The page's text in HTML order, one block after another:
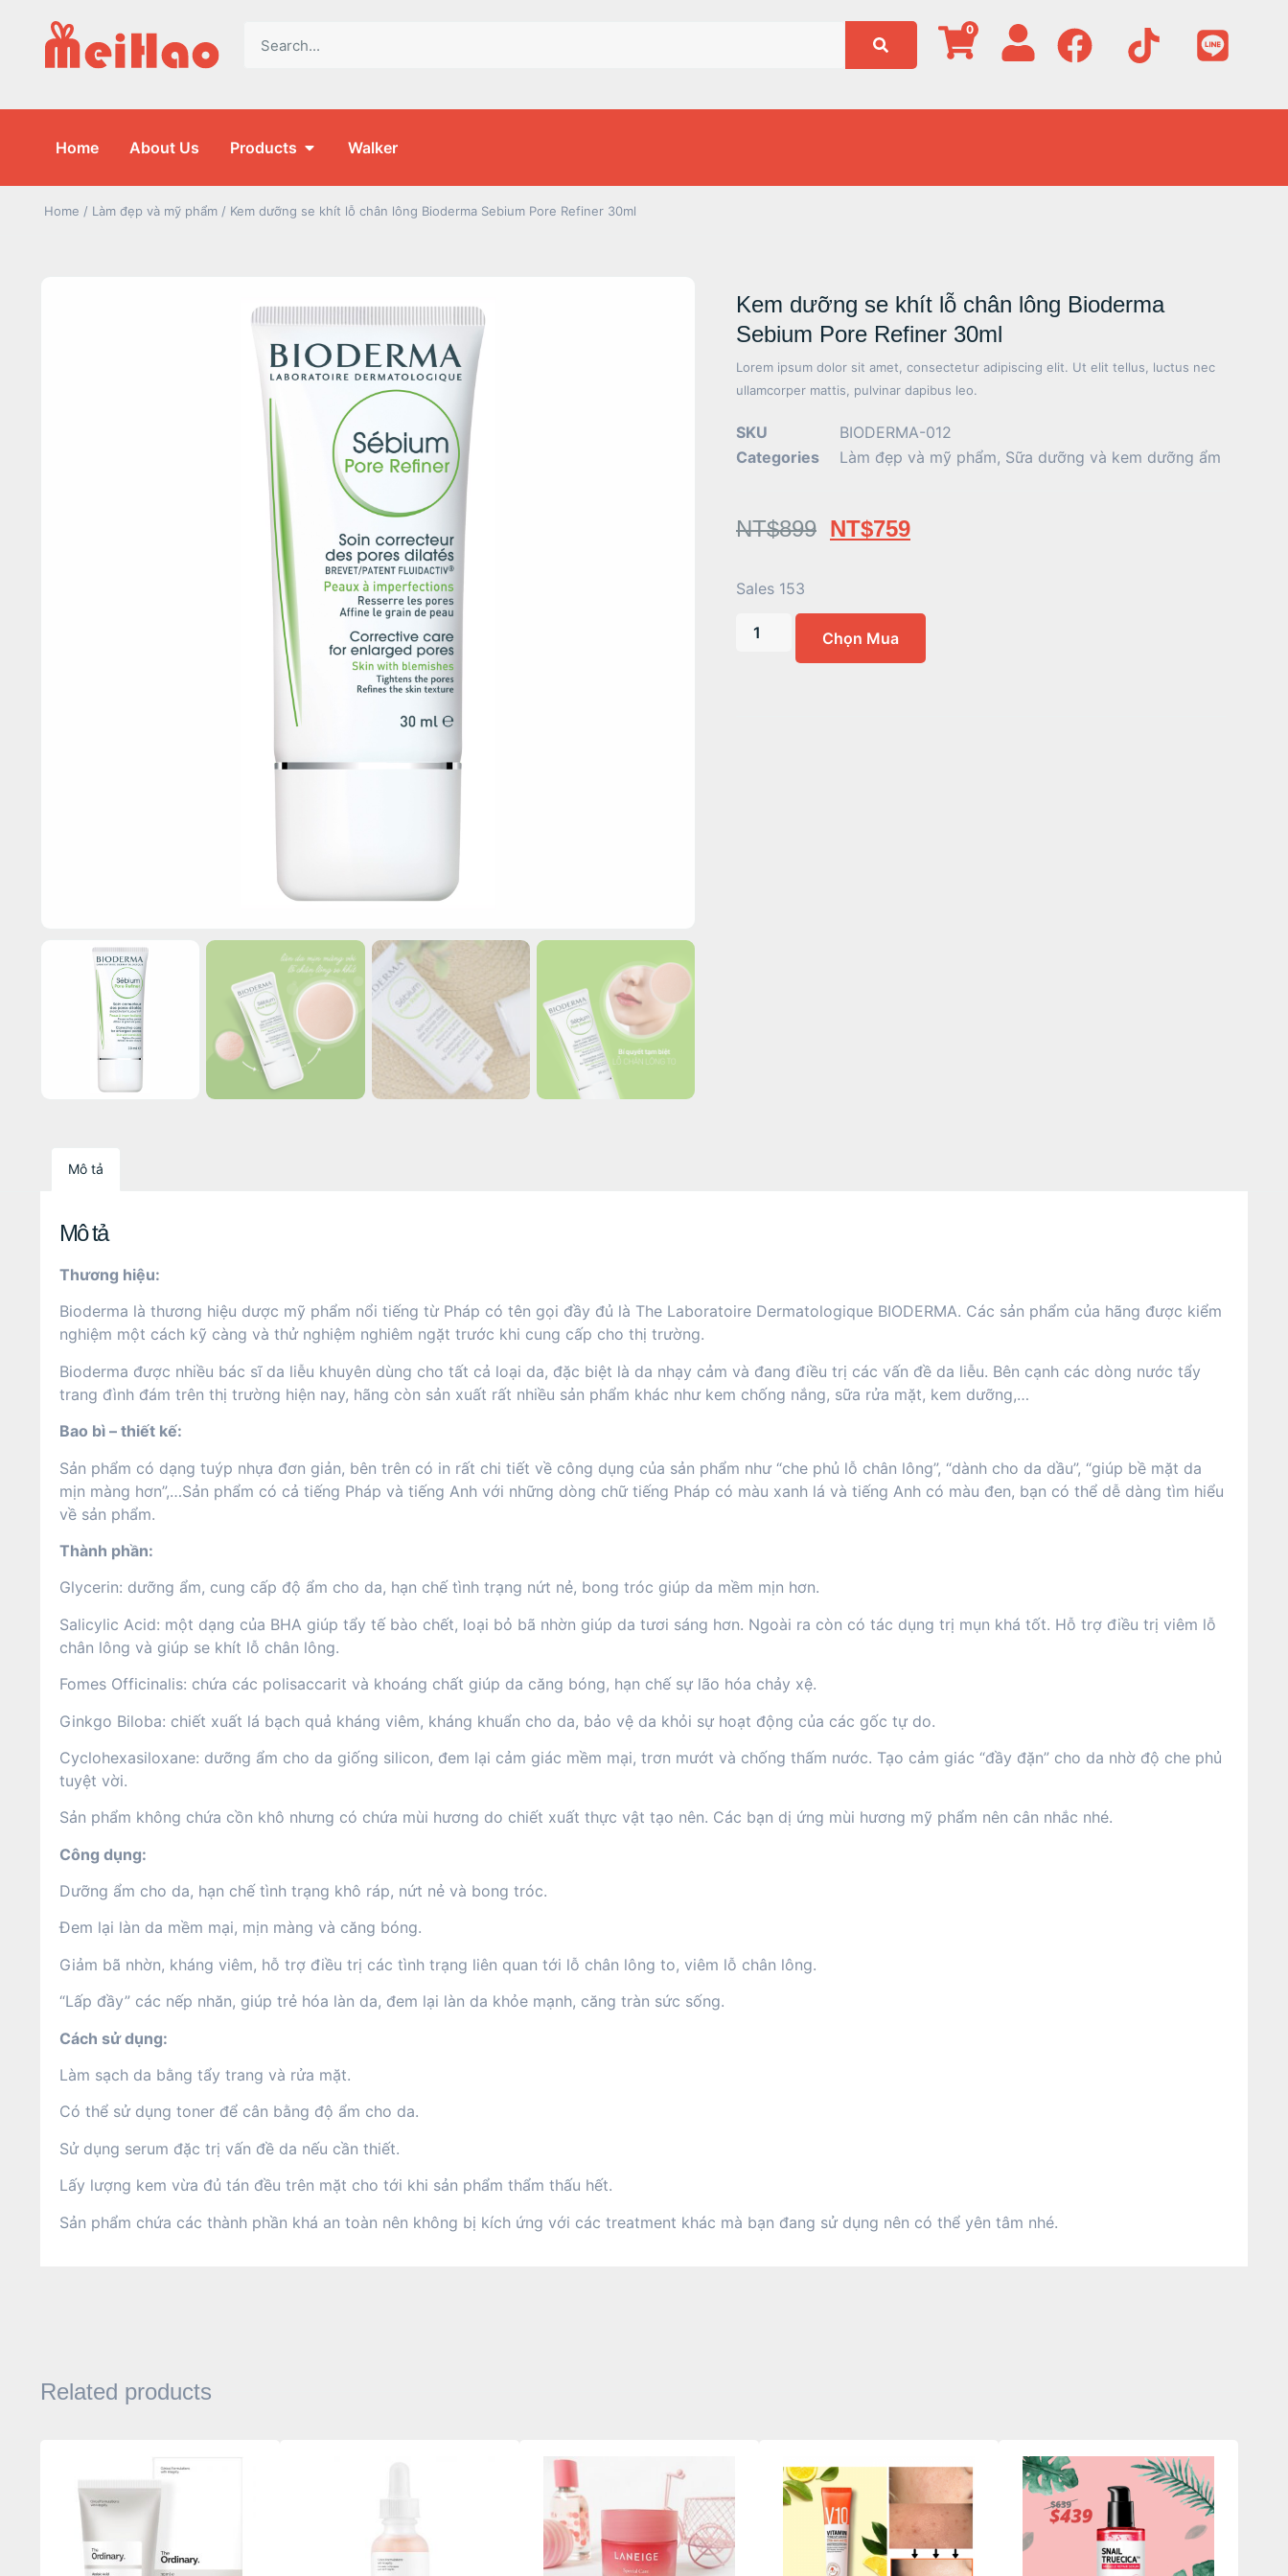
0
Home About Us Products Walker
Home / Làm đẹp và mỹ phẩm / Kem dưỡng se khít lỗ chân lông Bioderma Sebium Pore Refiner 30ml
Kem dưỡng se khít lỗ chân lông Bioderma
Sebium Pore Refiner 30ml
Lorem ipsum dolor sit amet, consectetur adipiscing elit. Ut elit tellus, luctus nec
ullamcorper mattis, pulvinar dapibus leo.
SKU
BIODERMA-012
Categories
Làm đẹp và mỹ phẩm, Sữa dưỡng và kem dưỡng ẩm
NT$899 NT$759
Sales 153
Chọn Mua
Mô tả
Mô tả
Thương hiệu:
Bioderma là thương hiệu dược mỹ phẩm nổi tiếng từ Pháp có tên gọi đầy đủ là The Laboratoire Dermatologique BIODERMA. Các sản phẩm của hãng được kiểm
nghiệm một cách kỹ càng và thử nghiệm nghiêm ngặt trước khi cung cấp cho thị trường.
Bioderma được nhiều bác sĩ da liễu khuyên dùng cho tất cả loại da, đặc biệt là da nhạy cảm và đang điều trị các vấn đề da liễu. Bên cạnh các dòng nước tẩy
trang đình đám trên thị trường hiện nay, hãng còn sản xuất rất nhiều sản phẩm khác như kem chống nắng, sữa rửa mặt, kem dưỡng,…
Bao bì – thiết kế:
Sản phẩm có dạng tuýp nhựa đơn giản, bên trên có in rất chi tiết về công dụng của sản phẩm như “che phủ lỗ chân lông”, “dành cho da dầu”, “giúp bề mặt da
mịn màng hơn”,…Sản phẩm có cả tiếng Pháp và tiếng Anh với những dòng chữ tiếng Pháp có màu xanh lá và tiếng Anh có màu đen, bạn có thể dễ dàng tìm hiểu
về sản phẩm.
Thành phần:
Glycerin: dưỡng ẩm, cung cấp độ ẩm cho da, hạn chế tình trạng nứt nẻ, bong tróc giúp da mềm mịn hơn.
Salicylic Acid: một dạng của BHA giúp tẩy tế bào chết, loại bỏ bã nhờn giúp da tươi sáng hơn. Ngoài ra còn có tác dụng trị mụn khá tốt. Hỗ trợ điều trị viêm lỗ
chân lông và giúp se khít lỗ chân lông.
Fomes Officinalis: chứa các polisaccarit và khoáng chất giúp da căng bóng, hạn chế sự lão hóa chảy xệ.
Ginkgo Biloba: chiết xuất lá bạch quả kháng viêm, kháng khuẩn cho da, bảo vệ da khỏi sự hoạt động của các gốc tự do.
Cyclohexasiloxane: dưỡng ẩm cho da giống silicon, đem lại cảm giác mềm mại, trơn mướt và chống thấm nước. Tạo cảm giác “đầy đặn” cho da nhờ độ che phủ
tuyệt vời.
Sản phẩm không chứa cồn khô nhưng có chứa mùi hương do chiết xuất thực vật tạo nên. Các bạn dị ứng mùi hương mỹ phẩm nên cân nhắc nhé.
Công dụng:
Dưỡng ẩm cho da, hạn chế tình trạng khô ráp, nứt nẻ và bong tróc.
Đem lại làn da mềm mại, mịn màng và căng bóng.
Giảm bã nhờn, kháng viêm, hỗ trợ điều trị các tình trạng liên quan tới lỗ chân lông to, viêm lỗ chân lông.
“Lấp đầy” các nếp nhăn, giúp trẻ hóa làn da, đem lại làn da khỏe mạnh, căng tràn sức sống.
Cách sử dụng:
Làm sạch da bằng tẩy trang và rửa mặt.
Có thể sử dụng toner để cân bằng độ ẩm cho da.
Sử dụng serum đặc trị vấn đề da nếu cần thiết.
Lấy lượng kem vừa đủ tán đều trên mặt cho tới khi sản phẩm thẩm thấu hết.
Sản phẩm chứa các thành phần khá an toàn nên không bị kích ứng với các treatment khác mà bạn đang sử dụng nên có thể yên tâm nhé.
Related products